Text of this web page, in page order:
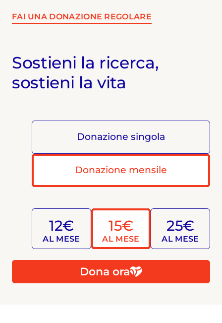
FAI UNA DONAZIONE REGOLARE
Sostieni la ricerca,
sostieni la vita
Donazione singola
Donazione mensile
12€
AL MESE
15€
AL MESE
25€
AL MESE
Dona ora